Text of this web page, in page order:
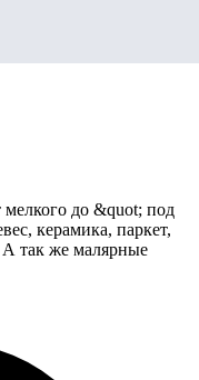
до &quot; под
керамика, паркет,
так же малярные